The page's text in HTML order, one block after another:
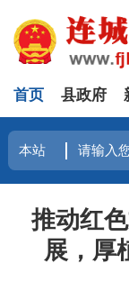
首页 县政府
推动红
展，厚